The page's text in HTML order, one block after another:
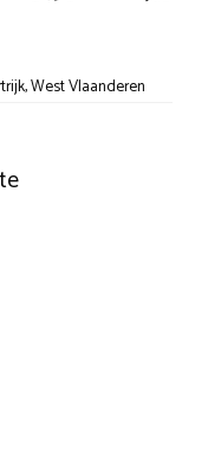
West Vlaanderen